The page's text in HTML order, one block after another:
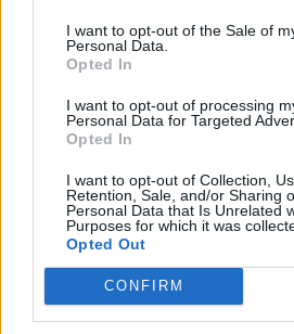
I want to opt-out of the Sale of
Personal Data.
Opted In
I want to opt-out of processing
Personal Data for Targeted
Opted In
I want to opt-out of Collection,
Retention, Sale, and/or Sharing
Personal Data that Is Unrelated
Purposes for which it was
Opted Out
CONFIRM